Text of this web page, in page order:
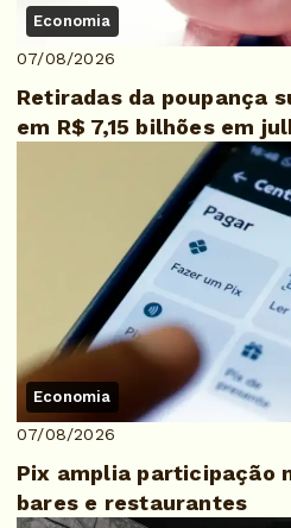
Economia
07/08/2026
Retiradas da poupança
em R$ 7,15 bilhões em
Economia
07/08/2026
Pix amplia participação
bares e restaurantes